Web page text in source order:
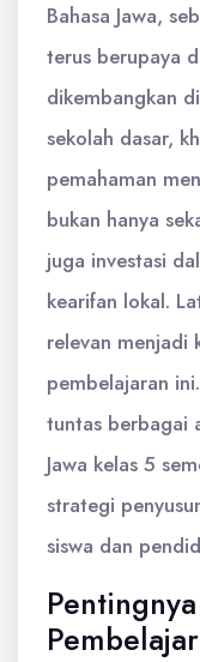
Bahasa Jawa,
terus berupaya
dikembangkan
sekolah dasar,
pemahaman
bukan hanya
juga investasi
kearifan lokal.
relevan menjadi
pembelajaran
tuntas berbagai
Jawa kelas 5
strategi
siswa dan